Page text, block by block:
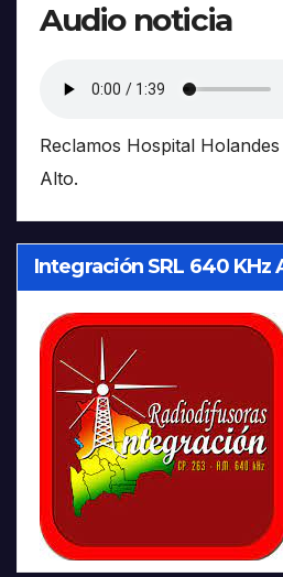
Audio noticia
Reclamos Hospital
Alto.
Integración SRL 640 KHz